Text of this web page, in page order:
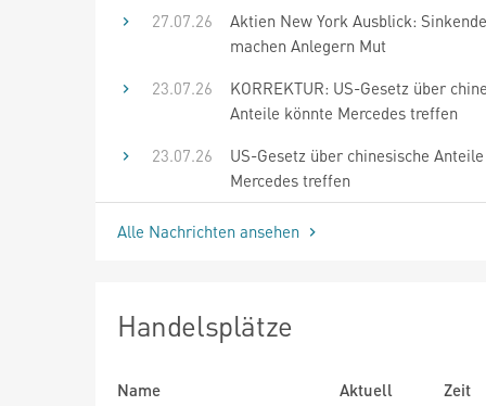
27.07.26
Aktien New York Ausblick:
machen Anlegern Mut
23.07.26
KORREKTUR: US-Gesetz über
Anteile könnte Mercedes treffen
23.07.26
US-Gesetz über chinesische
Mercedes treffen
Alle Nachrichten ansehen
Handelsplätze
Name Aktuell
Zeit